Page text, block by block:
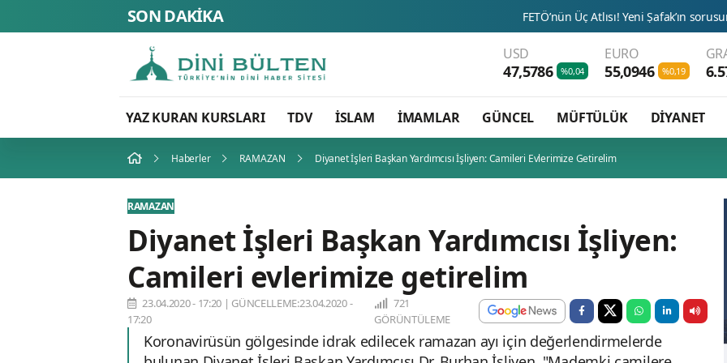
SON DAKİKA FETÖ’nün Üç Atlısı! Yeni Şafak’ın sorusunu Dini Bülten
USD
47,5786 %0,04
EURO
55,0946 %0,19
YAZ KURAN KURSLARI TDV İSLAM İMAMLAR GÜNCEL MÜFTÜLÜK DİYANET
Haberler RAMAZAN Diyanet İşleri Başkan Yardımcısı İşliyen: Camileri Evlerimize Getirelim
RAMAZAN
Diyanet İşleri Başkan Yardımcısı İşliyen:
Camileri evlerimize getirelim
23.04.2020 - 17:20 | GÜNCELLEME:23.04.2020 -
17:20
721
GÖRÜNTÜLEME
Koronavirüsün gölgesinde idrak edilecek ramazan ayı için değerlendirmelerde